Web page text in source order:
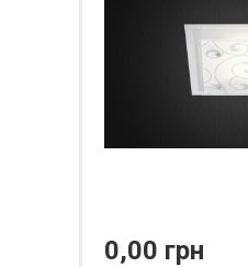
0,00 грн